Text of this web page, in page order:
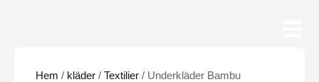
Hem / kläder / Textilier / Underkläder Bambu